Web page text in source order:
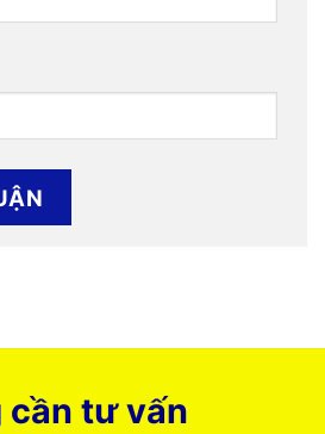
cần tư vấn